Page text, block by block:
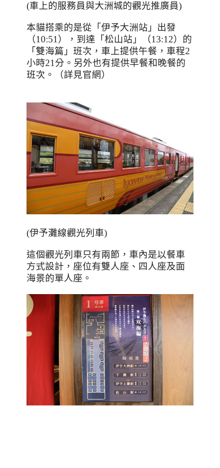
(車上的服務員與大洲城的觀光推廣員)
本貓搭乘的是從「伊予大洲站」出發
（10:51），到達「松山站」（13:12）的
「雙海篇」班次，車上提供午餐，車程2
小時21分。另外也有提供早餐和晚餐的
班次。（詳見官網）
(伊予灘線觀光列車)
這個觀光列車只有兩節，車內是以餐車
方式設計，座位有雙人座、四人座及面
海景的單人座。